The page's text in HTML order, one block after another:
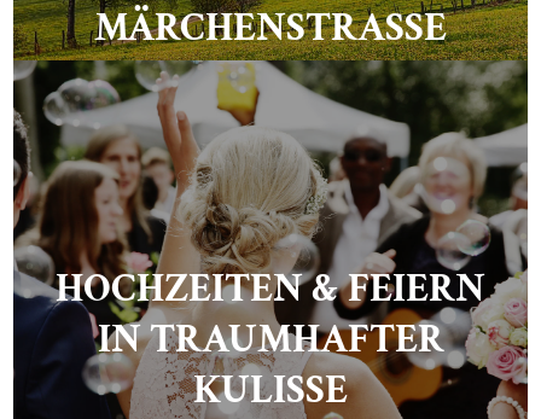
MÄRCHENSTRASSE
HOCHZEITEN & FEIERN
IN TRAUMHAFTER
KULISSE